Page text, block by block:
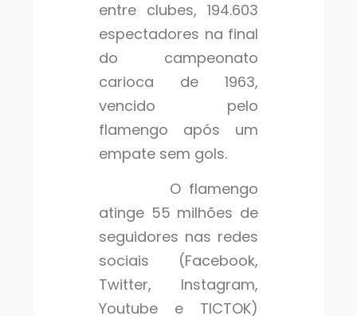
entre clubes, 194.603
espectadores na final
do campeonato
carioca de 1963,
vencido pelo
flamengo após um
empate sem gols.
O flamengo
atinge 55 milhões de
seguidores nas redes
sociais (Facebook,
Twitter, Instagram,
Youtube e TICTOK)